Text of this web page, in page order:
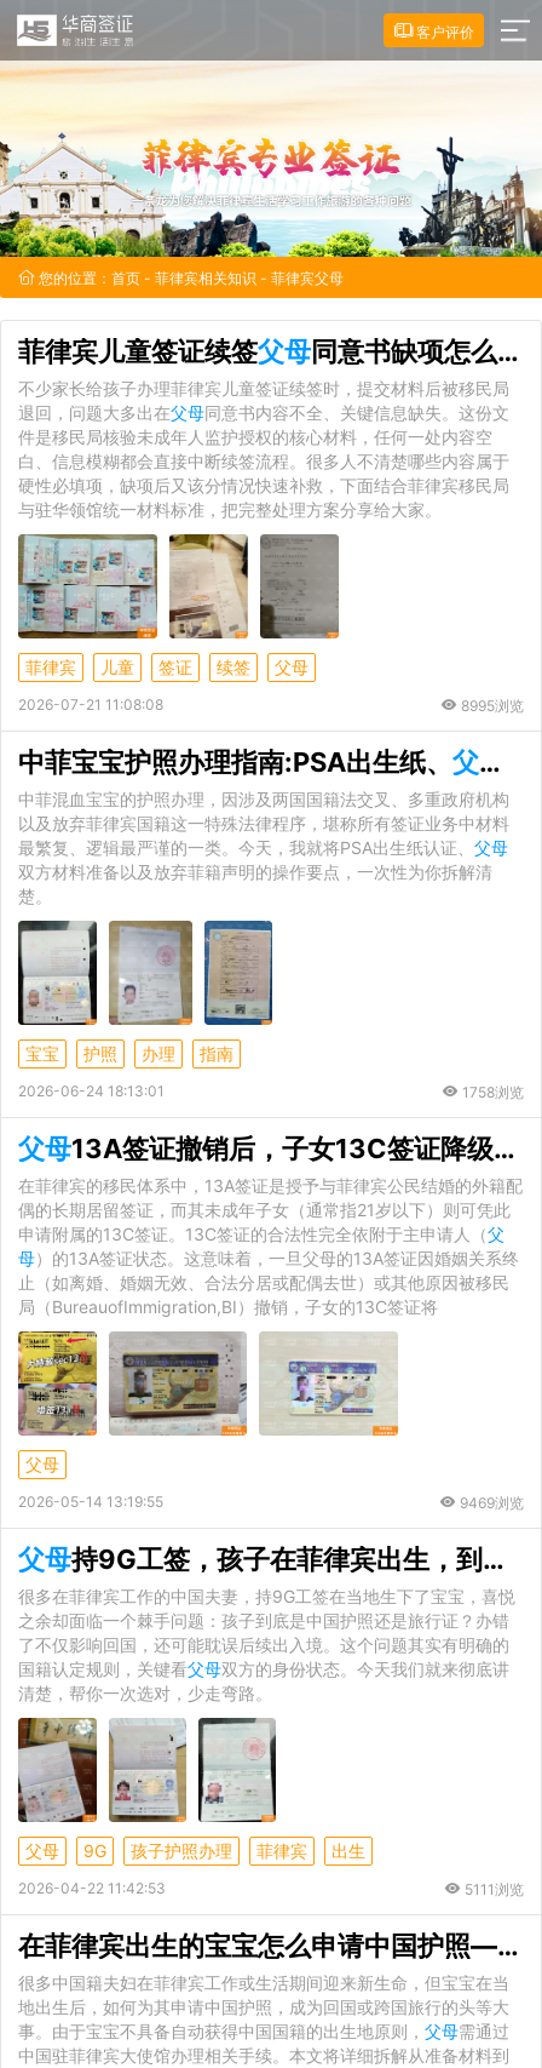
客户评价
您的位置： 首页 - 菲律宾相关知识 - 菲律宾父母
菲律宾儿童签证续签父母同意书缺项怎么办？补救方法全解
不少家长给孩子办理菲律宾儿童签证续签时，提交材料后被移民局
退回，问题大多出在父母同意书内容不全、关键信息缺失。这份文
件是移民局核验未成年人监护授权的核心材料，任何一处内容空
白、信息模糊都会直接中断续签流程。很多人不清楚哪些内容属于
硬性必填项，缺项后又该分情况快速补救，下面结合菲律宾移民局
与驻华领馆统一材料标准，把完整处理方案分享给大家。
菲律宾 儿童 签证 续签 父母
2026-07-21 11:08:08 8995浏览
中菲宝宝护照办理指南:PSA出生纸、 父母
中菲混血宝宝的护照办理，因涉及两国国籍法交叉、多重政府机构
以及放弃菲律宾国籍这一特殊法律程序，堪称所有签证业务中材料
最繁复、逻辑最严谨的一类。今天，我就将PSA出生纸认证、 父母
双方材料准备以及放弃菲籍声明的操作要点，一次性为你拆解清
楚。
宝宝 护照 办理 指南
2026-06-24 18:13:01 1758浏览
父母13A签证撤销后，子女13C签证降级处理全解析
在菲律宾的移民体系中，13A签证是授予与菲律宾公民结婚的外籍配
偶的长期居留签证，而其未成年子女（通常指21岁以下）则可凭此
申请附属的13C签证。13C签证的合法性完全依附于主申请人（父
母）的13A签证状态。这意味着，一旦父母的13A签证因婚姻关系终
止（如离婚、婚姻无效、合法分居或配偶去世）或其他原因被移民
局（BureauofImmigration,BI）撤销，子女的13C签证将
父母
2026-05-14 13:19:55 9469浏览
父母持9G工签，孩子在菲律宾出生，到底该办护照还是旅行证？
很多在菲律宾工作的中国夫妻，持9G工签在当地生下了宝宝，喜悦
之余却面临一个棘手问题：孩子到底是中国护照还是旅行证？办错
了不仅影响回国，还可能耽误后续出入境。这个问题其实有明确的
国籍认定规则，关键看父母双方的身份状态。今天我们就来彻底讲
清楚，帮你一次选对，少走弯路。
父母 9G 孩子护照办理 菲律宾 出生
2026-04-22 11:42:53 5111浏览
在菲律宾出生的宝宝怎么申请中国护照——
很多中国籍夫妇在菲律宾工作或生活期间迎来新生命，但宝宝在当
地出生后，如何为其申请中国护照，成为回国或跨国旅行的头等大
事。由于宝宝不具备自动获得中国国籍的出生地原则， 父母需通过
中国驻菲律宾大使馆办理相关手续。本文将详细拆解从准备材料到